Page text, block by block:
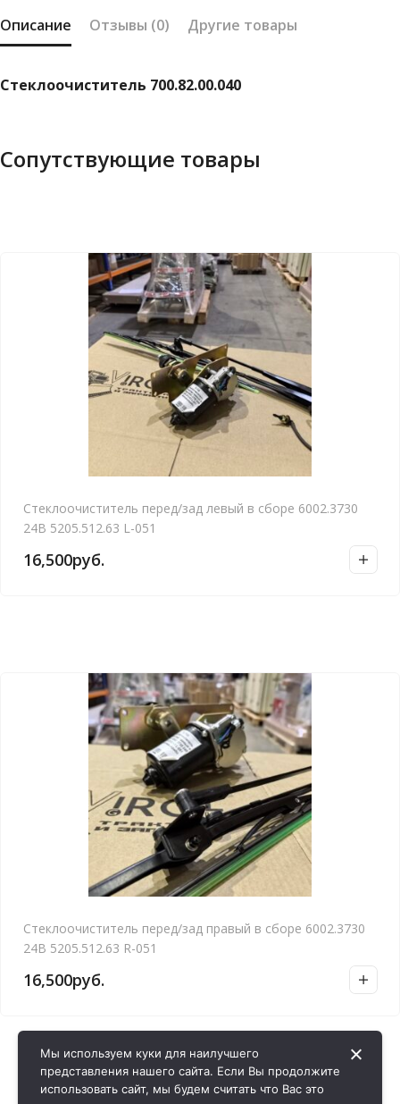
Описание Отзывы (0) Другие товары
Стеклоочиститель 700.82.00.040
Сопутствующие товары
Стеклоочиститель перед/зад левый в сборе 6002.3730
24В 5205.512.63 L-051
16,500руб.
Стеклоочиститель перед/зад правый в сборе 6002.3730
24В 5205.512.63 R-051
16,500руб.
Мы используем куки для наилучшего
представления нашего сайта. Если Вы продолжите
использовать сайт, мы будем считать что Вас это